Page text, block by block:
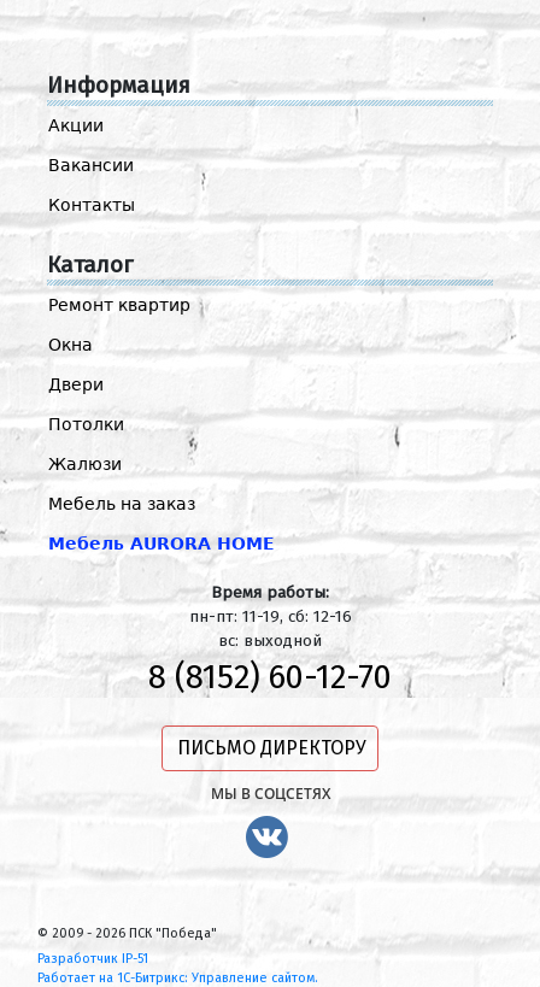
Информация
Акции
Вакансии
Контакты
Каталог
Ремонт квартир
Окна
Двери
Потолки
Жалюзи
Мебель на заказ
Мебель AURORA HOME
Время работы:
пн-пт: 11-19, сб: 12-16
вс: выходной
8 (8152) 60-12-70
ПИСЬМО ДИРЕКТОРУ
МЫ В СОЦСЕТЯХ
© 2009 - 2026 ПСК "Победа"
Разработчик IP-51
Работает на 1С-Битрикс: Управление сайтом.